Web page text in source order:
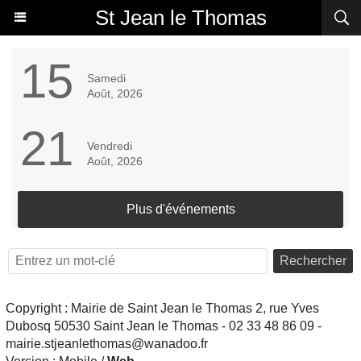
St Jean le Thomas
15
Samedi
Août, 2026
21
Vendredi
Août, 2026
Plus d'événements
Rechercher
Copyright : Mairie de Saint Jean le Thomas 2, rue Yves
Dubosq 50530 Saint Jean le Thomas - 02 33 48 86 09 -
mairie.stjeanlethomas@wanadoo.fr